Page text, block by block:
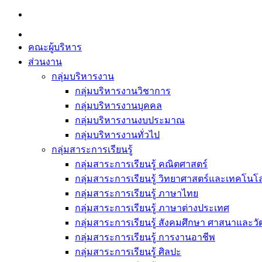
Skip
content
คณะผู้บริหาร
ส่วนงาน
กลุ่มบริหารงาน
กลุ่มบริหารงานวิชาการ
กลุ่มบริหารงานบุคคล
กลุ่มบริหารงานงบประมาณ
กลุ่มบริหารงานทั่วไป
กลุ่มสาระการเรียนรู้
กลุ่มสาระการเรียนรู้ คณิตศาสตร์
กลุ่มสาระการเรียนรู้ วิทยาศาสตร์และเทคโนโ
กลุ่มสาระการเรียนรู้ ภาษาไทย
กลุ่มสาระการเรียนรู้ ภาษาต่างประเทศ
กลุ่มสาระการเรียนรู้ สังคมศึกษา ศาสนาและ
กลุ่มสาระการเรียนรู้ การงานอาชีพ
กลุ่มสาระการเรียนรู้ ศิลปะ